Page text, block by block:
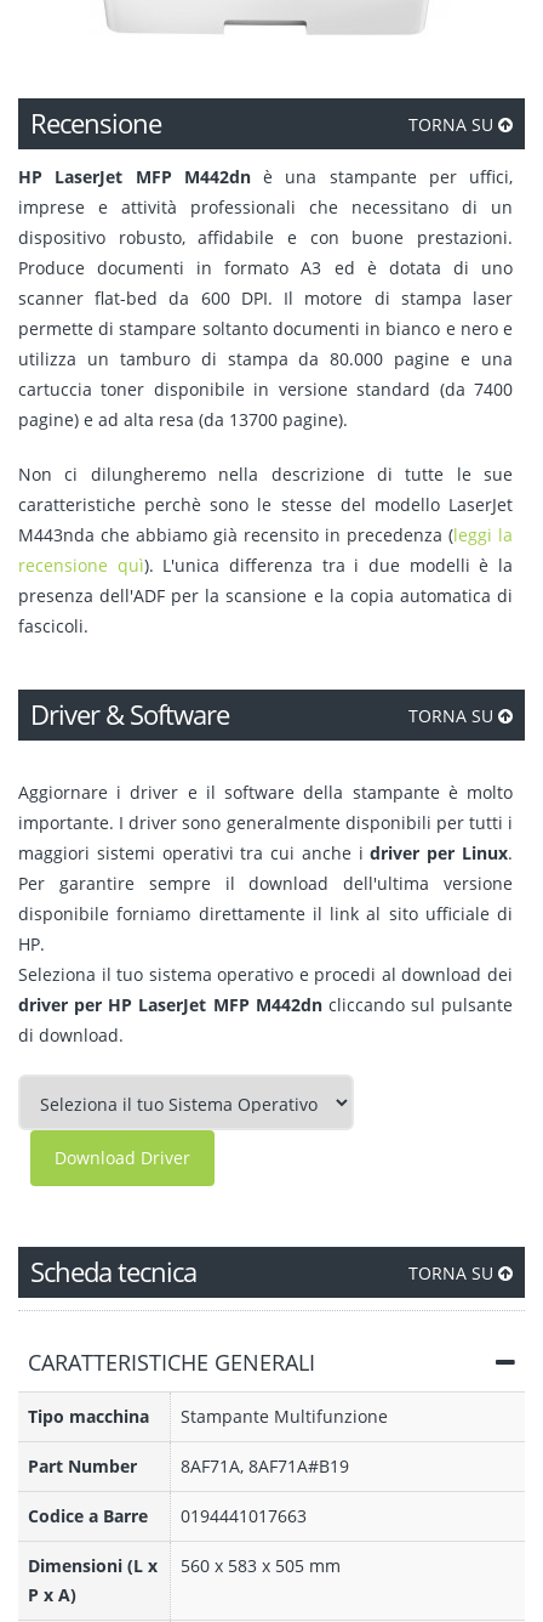
Recensione TORNA SU
HP LaserJet MFP M442dnè una stampante per uffici,
imprese e attività professionali che necessitano di un
dispositivo robusto, affidabile e con buone prestazioni.
Produce documenti in formato A3 ed è dotata di uno
scanner flat-bed da 600 DPI. Il motore di stampa laser
permette di stampare soltanto documenti in bianco e nero e
utilizza un tamburo di stampa da 80.000 pagine e una
cartuccia toner disponibile in versione standard (da 7400
pagine) e ad alta resa (da 13700 pagine).
Non ci dilungheremo nella descrizione di tutte le sue
caratteristiche perchè sono le stesse del modello LaserJet
M443nda che abbiamo già recensito in precedenza (leggi la
recensione quì). L'unica differenza tra i due modelli è la
presenza dell'ADF per la scansione e la copia automatica di
fascicoli.
Driver & Software TORNA SU
Aggiornare i driver e il software della stampante è molto
importante. I driver sono generalmente disponibili per tutti i
maggiori sistemi operativi tra cui anche idriver per Linux.
Per garantire sempre il download dell'ultima versione
disponibile forniamo direttamente il link al sito ufficiale di
HP.
Seleziona il tuo sistema operativo e procedi al download dei
driver per HP LaserJet MFP M442dncliccando sul pulsante
di download.
Download Driver
Scheda tecnica TORNA SU
CARATTERISTICHE GENERALI
Tipo macchina Stampante Multifunzione
Part Number 8AF71A, 8AF71A#B19
Codice a Barre 0194441017663
Dimensioni (L x
P x A)
560 x 583 x 505 mm